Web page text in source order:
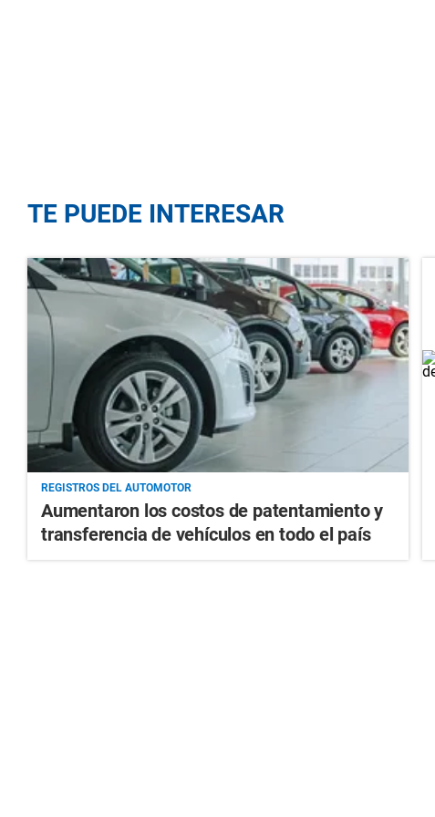
TE PUEDE INTERESAR
REGISTROS DEL AUTOMOTOR
Aumentaron los costos de patentamiento y
transferencia de vehículos en todo el país